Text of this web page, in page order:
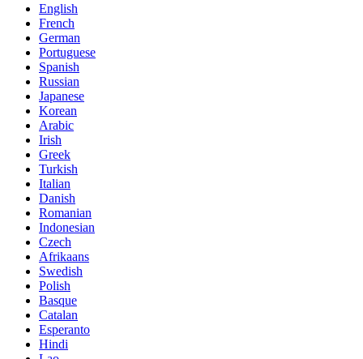
English
French
German
Portuguese
Spanish
Russian
Japanese
Korean
Arabic
Irish
Greek
Turkish
Italian
Danish
Romanian
Indonesian
Czech
Afrikaans
Swedish
Polish
Basque
Catalan
Esperanto
Hindi